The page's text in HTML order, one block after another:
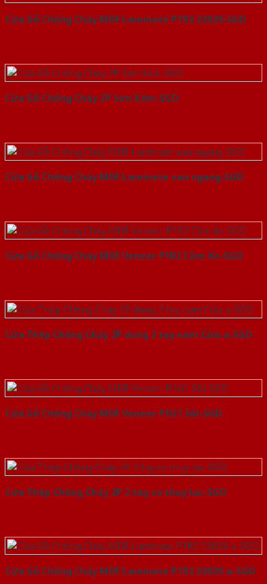
Cửa Gỗ Chống Cháy MDF Laminate P1R2 23029-SGD
Cửa Gỗ Chống Cháy 2P Sơn Xám-SGD
Cửa Gỗ Chống Cháy MDF Laminate van ngang-SGD
Cửa Gỗ Chống Cháy MDF Veneer P1R2 Căm Xe-SGD
Cửa Thép Chống Cháy 2P dung 2 tay nam Cửa-a-SGD
Cửa Gỗ Chống Cháy MDF Veneer P1G1 Sồi-SGD
Cửa Thép Chống Cháy 2P 2 tay co thuy luc-SGD
Cửa Gỗ Chống Cháy MDF Laminate P1R2 23029-a-SGD